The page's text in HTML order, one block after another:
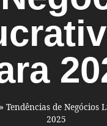
» Tendências de Negócios
2025